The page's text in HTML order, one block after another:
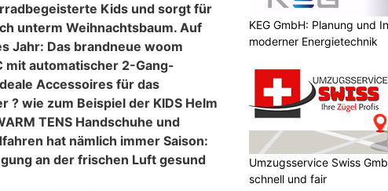
Kids und sorgt für
unterm Weihnachtsbaum. Auf
Jahr: Das brandneue woom
mit automatischer 2-Gang-
Accessoires für das
? wie zum Beispiel der KIDS Helm
TENS Handschuhe und
hat nämlich immer Saison:
an der frischen Luft gesund
KEG GmbH: Planung und
moderner Energietechnik
Umzugsservice Swiss
schnell und fair